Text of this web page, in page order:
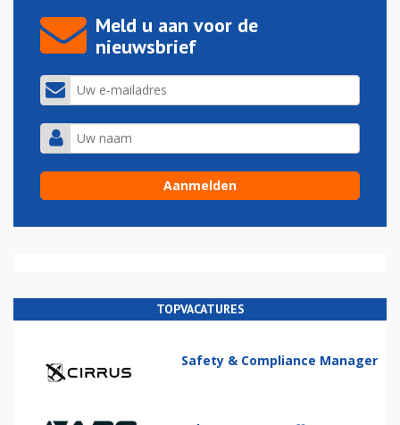
Meld u aan voor de
nieuwsbrief
TOPVACATURES
Safety & Compliance Manager